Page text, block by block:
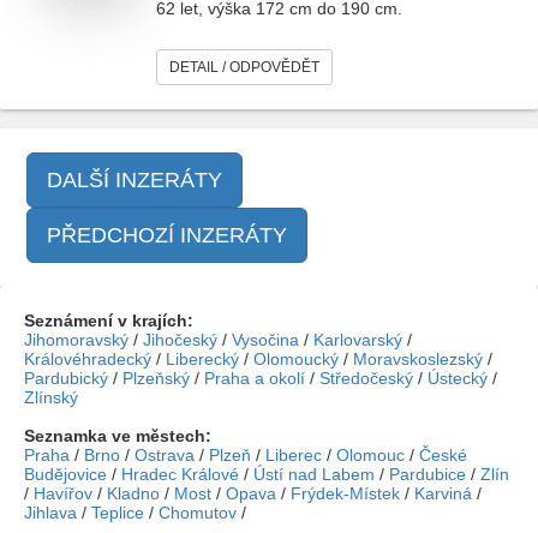
62 let, výška 172 cm do 190 cm.
DETAIL / ODPOVĚDĚT
DALŠÍ INZERÁTY
PŘEDCHOZÍ INZERÁTY
Seznámení v krajích:
Jihomoravský / Jihočeský / Vysočina / Karlovarský /
Královéhradecký / Liberecký / Olomoucký / Moravskoslezský /
Pardubický / Plzeňský / Praha a okolí / Středočeský / Ústecký /
Zlínský
Seznamka ve městech:
Praha / Brno / Ostrava / Plzeň / Liberec / Olomouc / České
Budějovice / Hradec Králové / Ústí nad Labem / Pardubice / Zlín
/ Havířov / Kladno / Most / Opava / Frýdek-Místek / Karviná /
Jihlava / Teplice / Chomutov /